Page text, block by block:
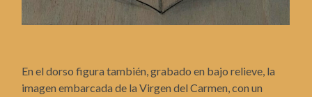
En el dorso figura también, grabado en bajo relieve, la
imagen embarcada de la Virgen del Carmen, con un